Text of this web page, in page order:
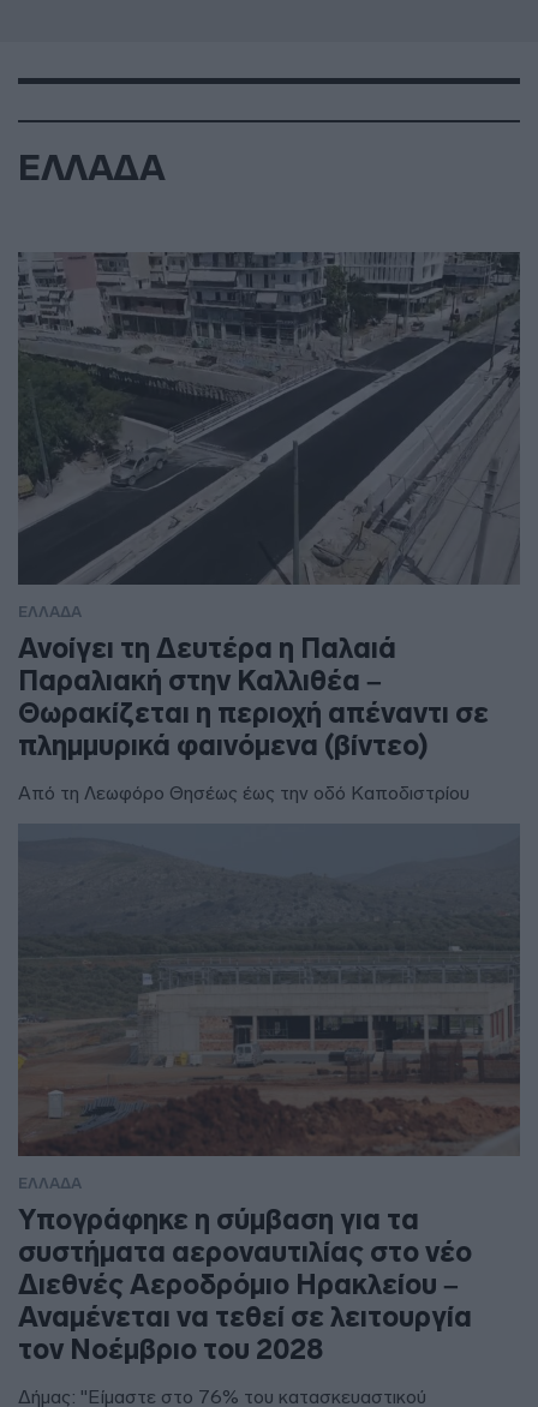
ΕΛΛΑΔΑ
ΕΛΛΑΔΑ
Ανοίγει τη Δευτέρα η Παλαιά
Παραλιακή στην Καλλιθέα –
Θωρακίζεται η περιοχή απέναντι σε
πλημμυρικά φαινόμενα (βίντεο)
Από τη Λεωφόρο Θησέως έως την οδό Καποδιστρίου
ΕΛΛΑΔΑ
Υπογράφηκε η σύμβαση για τα
συστήματα αεροναυτιλίας στο νέο
Διεθνές Αεροδρόμιο Ηρακλείου –
Αναμένεται να τεθεί σε λειτουργία
τον Νοέμβριο του 2028
Δήμας: "Είμαστε στο 76% του κατασκευαστικού